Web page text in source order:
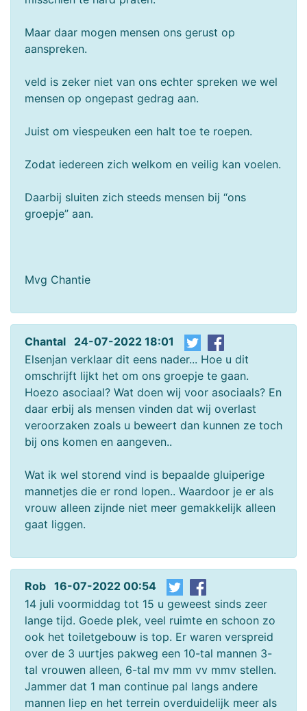
Maar daar mogen mensen ons gerust op
aanspreken.
veld is zeker niet van ons echter spreken we wel
mensen op ongepast gedrag aan.
Juist om viespeuken een halt toe te roepen.
Zodat iedereen zich welkom en veilig kan voelen.
Daarbij sluiten zich steeds mensen bij “ons
groepje” aan.
Mvg Chantie
Chantal 24-07-2022 18:01
Elsenjan verklaar dit eens nader... Hoe u dit
omschrijft lijkt het om ons groepje te gaan.
Hoezo asociaal? Wat doen wij voor asociaals? En
daar erbij als mensen vinden dat wij overlast
veroorzaken zoals u beweert dan kunnen ze toch
bij ons komen en aangeven..
Wat ik wel storend vind is bepaalde gluiperige
mannetjes die er rond lopen.. Waardoor je er als
vrouw alleen zijnde niet meer gemakkelijk alleen
gaat liggen.
Rob 16-07-2022 00:54
14 juli voormiddag tot 15 u geweest sinds zeer
lange tijd. Goede plek, veel ruimte en schoon zo
ook het toiletgebouw is top. Er waren verspreid
over de 3 uurtjes pakweg een 10-tal mannen 3-
tal vrouwen alleen, 6-tal mv mm vv mmv stellen.
Jammer dat 1 man continue pal langs andere
mannen liep en het terrein overduidelijk meer als